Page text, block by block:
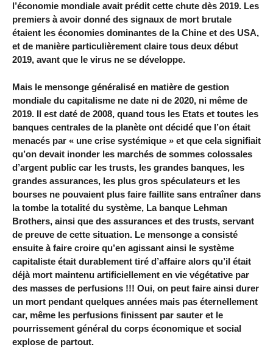
l’économie mondiale avait prédit cette chute dès 2019. Les
premiers à avoir donné des signaux de mort brutale
étaient les économies dominantes de la Chine et des USA,
et de manière particulièrement claire tous deux début
2019, avant que le virus ne se développe.
Mais le mensonge généralisé en matière de gestion
mondiale du capitalisme ne date ni de 2020, ni même de
2019. Il est daté de 2008, quand tous les Etats et toutes les
banques centrales de la planète ont décidé que l’on était
menacés par « une crise systémique » et que cela signifiait
qu’on devait inonder les marchés de sommes colossales
d’argent public car les trusts, les grandes banques, les
grandes assurances, les plus gros spéculateurs et les
bourses ne pouvaient plus faire faillite sans entraîner dans
la tombe la totalité du système, La banque Lehman
Brothers, ainsi que des assurances et des trusts, servant
de preuve de cette situation. Le mensonge a consisté
ensuite à faire croire qu’en agissant ainsi le système
capitaliste était durablement tiré d’affaire alors qu’il était
déjà mort maintenu artificiellement en vie végétative par
des masses de perfusions !!! Oui, on peut faire ainsi durer
un mort pendant quelques années mais pas éternellement
car, même les perfusions finissent par sauter et le
pourrissement général du corps économique et social
explose de partout.